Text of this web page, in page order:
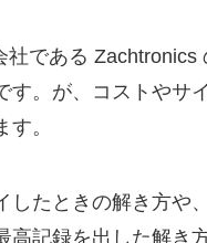
である Zachtronics
す。が、コストやサ
。
したときの解き方や
高記録を出した解き